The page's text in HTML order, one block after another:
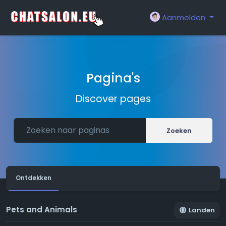
Aanmelden
Pagina's
Discover pages
Zoeken
Ontdekken
Pets and Animals Landen